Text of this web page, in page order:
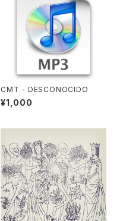
CMT - DESCONOCIDO
¥1,000